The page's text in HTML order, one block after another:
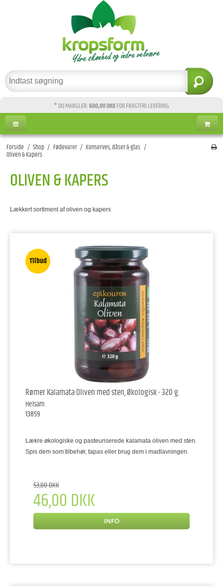
* DU MANGLER:600,00 DKKFOR FRAGTFRI LEVERING
Forside / Shop / Fødevarer / Konserves, dåser & glas /
Oliven & Kapers
OLIVEN & KAPERS
Lækkert sortiment af oliven og kapers
Tilbud
Rømer Kalamata Oliven med sten, Økologisk - 320 g.
Helsam
13859
Lækre økologiske og pasteuriserede kalamata oliven med sten.
Spis dem som tilbehør, tapas eller brug dem i madlavningen.
53,00 DKK
46,00 DKK
INFO